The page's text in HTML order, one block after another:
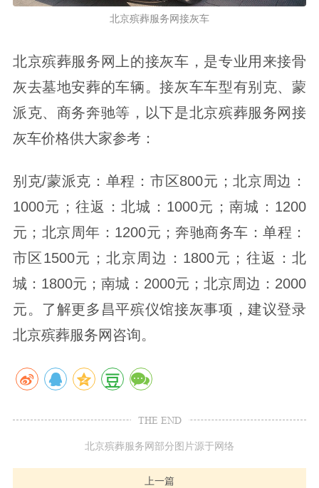
北京殡葬服务网接灰车
北京殡葬服务网上的接灰车，是专业用来接骨
灰去墓地安葬的车辆。接灰车车型有别克、蒙
派克、商务奔驰等，以下是北京殡葬服务网接
灰车价格供大家参考：
别克/蒙派克：单程：市区800元；北京周边：
1000元；往返：北城：1000元；南城：1200
元；北京周年：1200元；奔驰商务车：单程：
市区1500元；北京周边：1800元；往返：北
城：1800元；南城：2000元；北京周边：2000
元。了解更多昌平殡仪馆接灰事项，建议登录
北京殡葬服务网咨询。
THE END
北京殡葬服务网部分图片源于网络
上一篇